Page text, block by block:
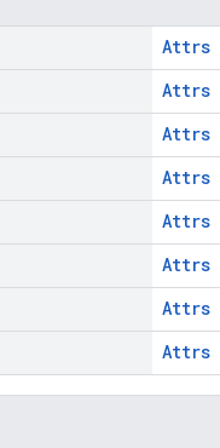
Attrs
Attrs
Attrs
Attrs
Attrs
Attrs
Attrs
Attrs